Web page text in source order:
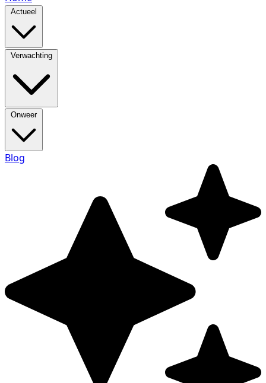
Actueel
Verwachting
Onweer
Blog